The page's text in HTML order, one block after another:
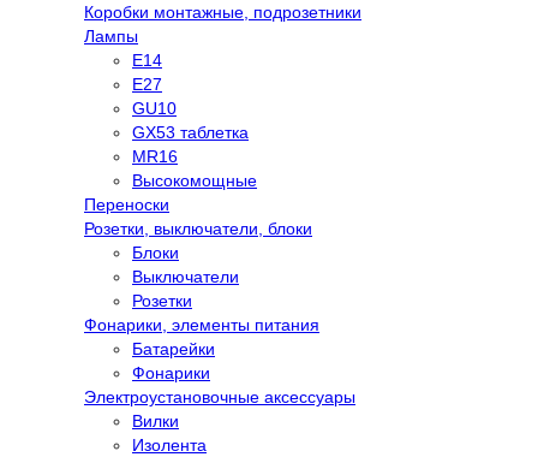
Коробки монтажные, подрозетники
Лампы
E14
E27
GU10
GX53 таблетка
MR16
Высокомощные
Переноски
Розетки, выключатели, блоки
Блоки
Выключатели
Розетки
Фонарики, элементы питания
Батарейки
Фонарики
Электроустановочные аксессуары
Вилки
Изолента